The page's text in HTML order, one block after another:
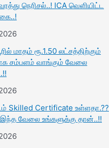
நெரிசல்..! ICA வெளியிட்ட
மாதம் ரூ.1.50 லட்சத்திற்கும்
சம்பளம் வாங்கும் வேலை
Skilled Certificate உள்ளதா.??
வேலை உங்களுக்கு தான்..!!